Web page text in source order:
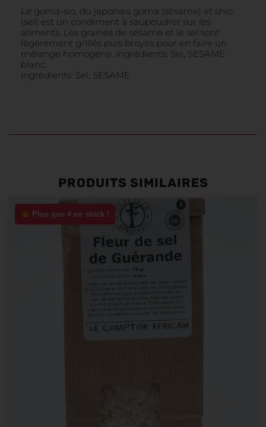
Le goma-sio, du japonais goma (sésame) et shio
(sel) est un condiment à saupoudrer sur les
aliments. Les graines de sésame et le sel sont
légèrement grillés puis broyés pour en faire un
mélange homogène. Ingrédients: Sel, SESAME
blanc.
Ingrédients: Sel, SESAME.
PRODUITS SIMILAIRES
Plus que 4 en stock !